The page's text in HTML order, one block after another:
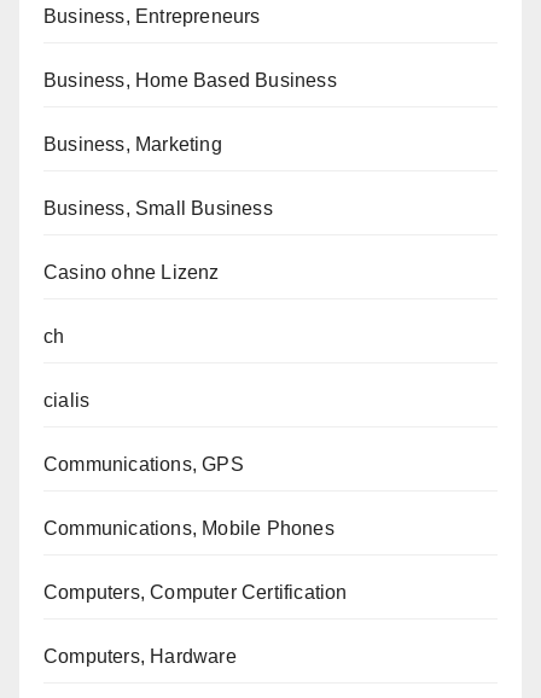
Business, Entrepreneurs
Business, Home Based Business
Business, Marketing
Business, Small Business
Casino ohne Lizenz
ch
cialis
Communications, GPS
Communications, Mobile Phones
Computers, Computer Certification
Computers, Hardware